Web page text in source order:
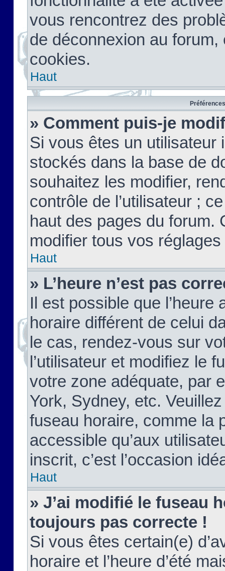
vous rencontrez des
de déconnexion au
cookies.
Haut
» Comment puis-je
Si vous êtes un
stockés dans la base de
souhaitez les modifier,
contrôle de l’utilisateur ;
haut des pages du forum.
modifier tous vos
Haut
» L’heure n’est pas
Il est possible que
horaire différent de celui
le cas, rendez-vous sur
l’utilisateur et modifiez le
votre zone adéquate, par
York, Sydney, etc.
fuseau horaire, comme la
accessible qu’aux
inscrit, c’est l’occasion
Haut
» J’ai modifié le fuseau
toujours pas correcte !
Si vous êtes certain(e)
horaire et l’heure d’été